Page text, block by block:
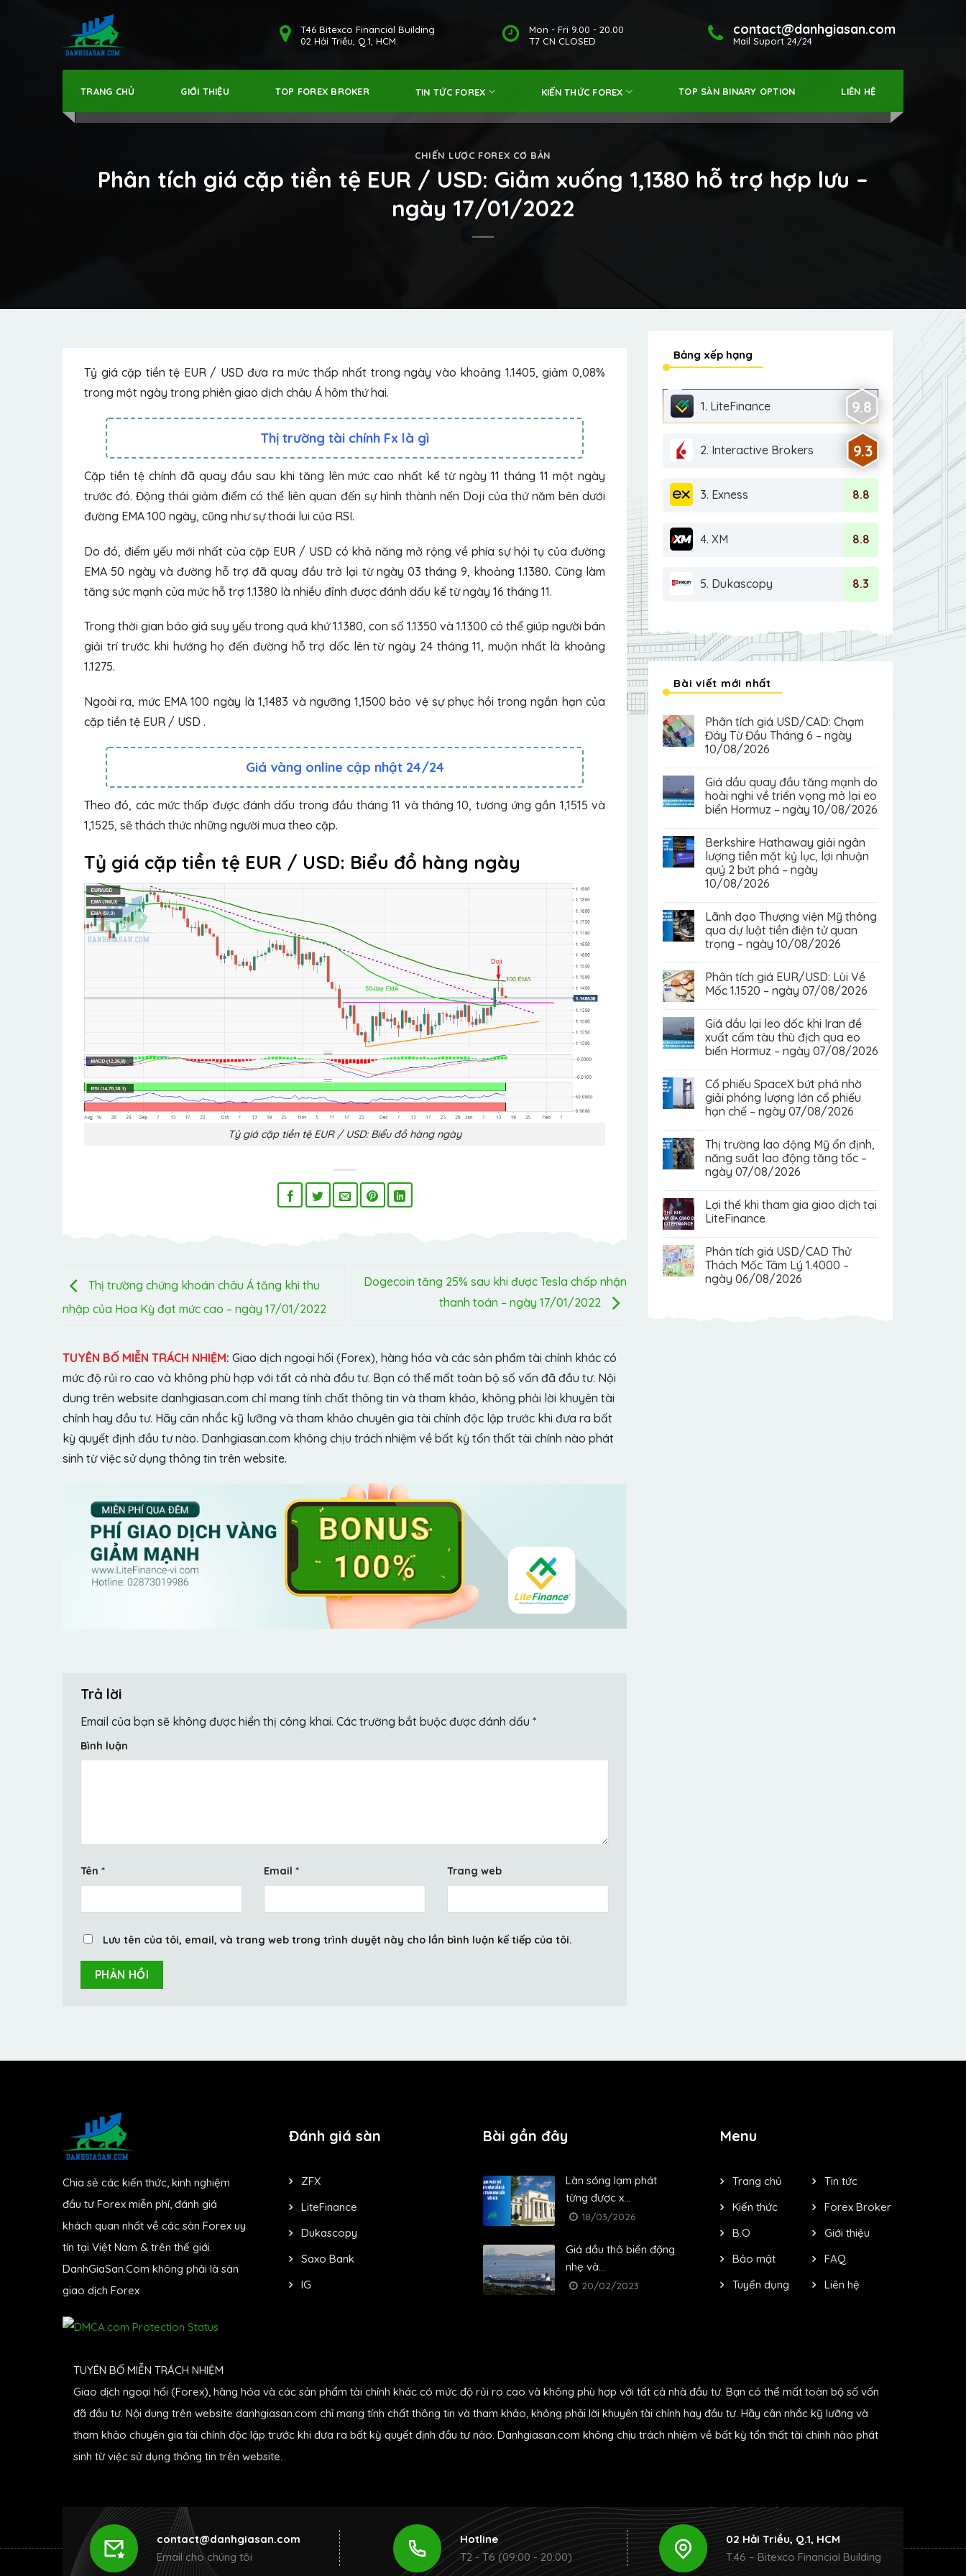
contact@danhgiasan.com
Mail Suport 24/24
Mon - Fri 9.00 - 20.00
T7 CN CLOSED
T46 Bitexco Financial Building
02 Hải Triều, Q.1, HCM.
TRANG CHỦ GIỚI THIỆU TOP FOREX BROKER TIN TỨC FOREX KIẾN THỨC FOREX TOP SÀN BINARY OPTION LIÊN HỆ
CHIẾN LƯỢC FOREX CƠ BẢN
Phân tích giá cặp tiền tệ EUR / USD: Giảm xuống 1,1380 hỗ trợ hợp lưu –
ngày 17/01/2022
Tỷ giá cặp tiền tệ EUR / USD đưa ra mức thấp nhất trong ngày vào khoảng 1.1405, giảm 0,08%
trong một ngày trong phiên giao dịch châu Á hôm thứ hai.
Thị trường tài chính Fx là gì
Cặp tiền tệ chính đã quay đầu sau khi tăng lên mức cao nhất kể từ ngày 11 tháng 11 một ngày
trước đó. Động thái giảm điểm có thể liên quan đến sự hình thành nến Doji của thứ năm bên dưới
đường EMA 100 ngày, cũng như sự thoái lui của RSI.
Do đó, điểm yếu mới nhất của cặp EUR / USD có khả năng mở rộng về phía sự hội tụ của đường
EMA 50 ngày và đường hỗ trợ đã quay đầu trở lại từ ngày 03 tháng 9, khoảng 1.1380. Cũng làm
tăng sức mạnh của mức hỗ trợ 1.1380 là nhiều đỉnh được đánh dấu kể từ ngày 16 tháng 11.
Trong thời gian báo giá suy yếu trong quá khứ 1.1380, con số 1.1350 và 1.1300 có thể giúp người bán
giải trí trước khi hướng họ đến đường hỗ trợ dốc lên từ ngày 24 tháng 11, muộn nhất là khoảng
1.1275.
Ngoài ra, mức EMA 100 ngày là 1,1483 và ngưỡng 1,1500 bảo vệ sự phục hồi trong ngắn hạn của
cặp tiền tệ EUR / USD .
Giá vàng online cập nhật 24/24
Theo đó, các mức thấp được đánh dấu trong đầu tháng 11 và tháng 10, tương ứng gần 1,1515 và
1,1525, sẽ thách thức những người mua theo cặp.
Tỷ giá cặp tiền tệ EUR / USD: Biểu đồ hàng ngày
Tỷ giá cặp tiền tệ EUR / USD: Biểu đồ hàng ngày
Thị trường chứng khoán châu Á tăng khi thu
nhập của Hoa Kỳ đạt mức cao – ngày 17/01/2022
Dogecoin tăng 25% sau khi được Tesla chấp nhận
thanh toán – ngày 17/01/2022
TUYÊN BỐ MIỄN TRÁCH NHIỆM: Giao dịch ngoại hối (Forex), hàng hóa và các sản phẩm tài chính khác có
mức độ rủi ro cao và không phù hợp với tất cả nhà đầu tư. Bạn có thể mất toàn bộ số vốn đã đầu tư. Nội
dung trên website danhgiasan.com chỉ mang tính chất thông tin và tham khảo, không phải lời khuyên tài
chính hay đầu tư. Hãy cân nhắc kỹ lưỡng và tham khảo chuyên gia tài chính độc lập trước khi đưa ra bất
kỳ quyết định đầu tư nào. Danhgiasan.com không chịu trách nhiệm về bất kỳ tổn thất tài chính nào phát
sinh từ việc sử dụng thông tin trên website.
Trả lời
Email của bạn sẽ không được hiển thị công khai. Các trường bắt buộc được đánh dấu *
Bình luận
Tên * Email * Trang web
Lưu tên của tôi, email, và trang web trong trình duyệt này cho lần bình luận kế tiếp của tôi.
Bảng xếp hạng
1. LiteFinance 9.8
2. Interactive Brokers 9.3
3. Exness 8.8
4. XM 8.8
5. Dukascopy 8.3
Bài viết mới nhất
Phân tích giá USD/CAD: Chạm
Đáy Từ Đầu Tháng 6 – ngày
10/08/2026
Giá dầu quay đầu tăng mạnh do
hoài nghi về triển vọng mở lại eo
biển Hormuz – ngày 10/08/2026
Berkshire Hathaway giải ngân
lượng tiền mặt kỷ lục, lợi nhuận
quý 2 bứt phá – ngày
10/08/2026
Lãnh đạo Thượng viện Mỹ thông
qua dự luật tiền điện tử quan
trọng – ngày 10/08/2026
Phân tích giá EUR/USD: Lùi Về
Mốc 1.1520 – ngày 07/08/2026
Giá dầu lại leo dốc khi Iran đề
xuất cấm tàu thù địch qua eo
biển Hormuz – ngày 07/08/2026
Cổ phiếu SpaceX bứt phá nhờ
giải phóng lượng lớn cổ phiếu
hạn chế – ngày 07/08/2026
Thị trường lao động Mỹ ổn định,
năng suất lao động tăng tốc –
ngày 07/08/2026
Lợi thế khi tham gia giao dịch tại
LiteFinance
Phân tích giá USD/CAD Thử
Thách Mốc Tâm Lý 1.4000 –
ngày 06/08/2026
Chia sẻ các kiến thức, kinh nghiệm
đầu tư Forex miễn phí, đánh giá
khách quan nhất về các sàn Forex uy
tín tại Việt Nam & trên thế giới.
DanhGiaSan.Com không phải là sàn
giao dịch Forex
Đánh giá sàn
ZFX
LiteFinance
Dukascopy
Saxo Bank
IG
Bài gần đây
Làn sóng lạm phát
từng được x...
18/03/2026
Giá dầu thô biến động
nhẹ và...
20/02/2023
Menu
Trang chủ
Tin tức
Kiến thức
Forex Broker
B.O
Giới thiệu
Bảo mật
FAQ
Tuyển dụng
Liên hệ
TUYÊN BỐ MIỄN TRÁCH NHIỆM
Giao dịch ngoại hối (Forex), hàng hóa và các sản phẩm tài chính khác có mức độ rủi ro cao và không phù hợp với tất cả nhà đầu tư. Bạn có thể mất toàn bộ số vốn
đã đầu tư. Nội dung trên website danhgiasan.com chỉ mang tính chất thông tin và tham khảo, không phải lời khuyên tài chính hay đầu tư. Hãy cân nhắc kỹ lưỡng và
tham khảo chuyên gia tài chính độc lập trước khi đưa ra bất kỳ quyết định đầu tư nào. Danhgiasan.com không chịu trách nhiệm về bất kỳ tổn thất tài chính nào phát
sinh từ việc sử dụng thông tin trên website.
contact@danhgiasan.com
Email cho chúng tôi
Hotline
T2 - T6 (09:00 - 20:00)
02 Hải Triều, Q.1, HCM
T.46 – Bitexco Financial Building